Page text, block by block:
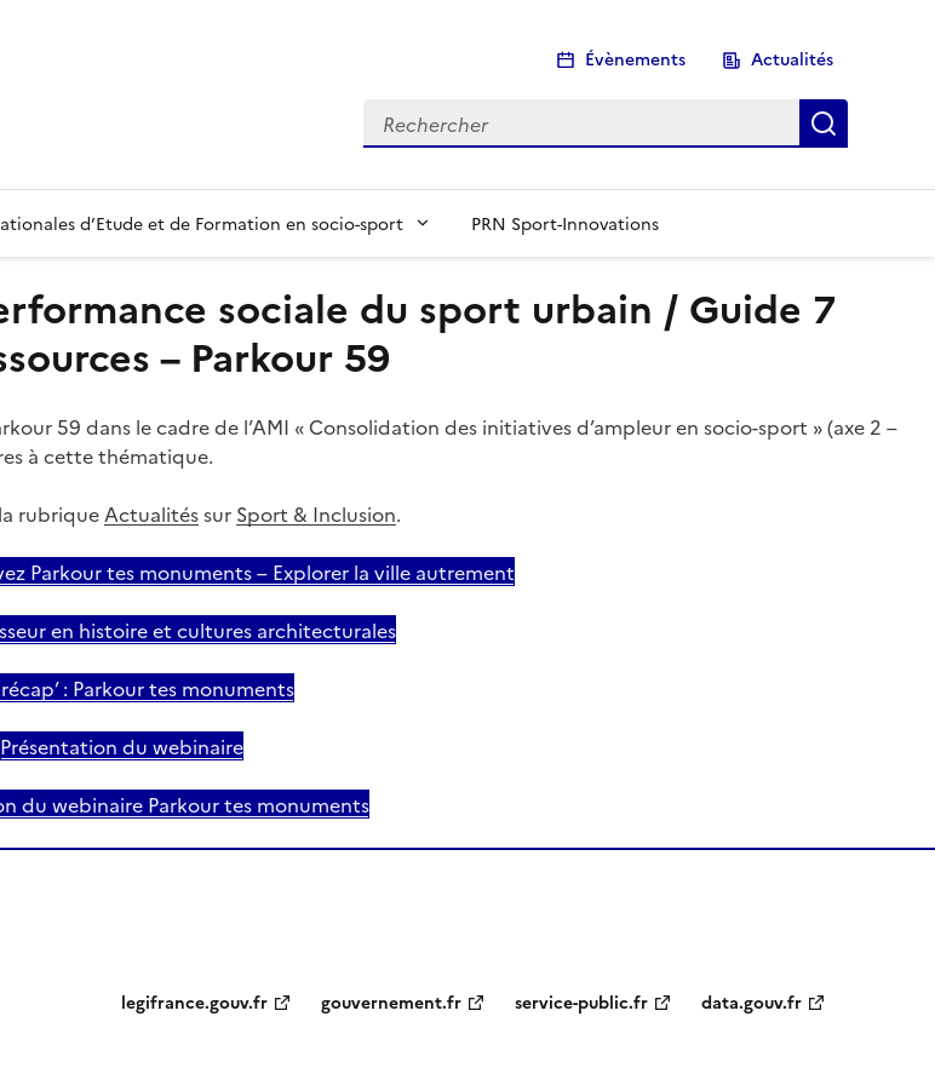
Évènements Actualités
Rechercher
d’Etude et de Formation en socio-sport PRN Sport-Innovations
sociale du sport urbain / Guide 7
– Parkour 59
59 dans le cadre de l’AMI « Consolidation des initiatives d’ampleur en socio-sport » (axe 2 –
à cette thématique.
rubrique Actualitéssur Sport & Inclusion.
Parkour tes monuments – Explorer la ville autrement
en histoire et cultures architecturales
: Parkour tes monuments
Présentation du webinaire
du webinaire Parkour tes monuments
legifrance.gouv.fr gouvernement.fr service-public.fr data.gouv.fr